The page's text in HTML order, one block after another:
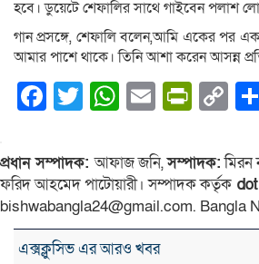
হবে। ডুয়েটে শেফালির সাথে গাইবেন পলাশ
গান প্রসঙ্গে, শেফালি বলেন,আমি একের পর
আমার পাশে থাকে। তিনি আশা করেন আসন্ন
Facebook
Twitter
WhatsApp
Email
প্রধান সম্পাদক:আফাজ জনি,সম্পাদক:
ফরিদ আহমেদ পাটোয়ারী। সম্পাদক কর্তৃক
bishwabangla24@gmail.com. Bangla
এক্সক্লুসিভ এর আরও খবর